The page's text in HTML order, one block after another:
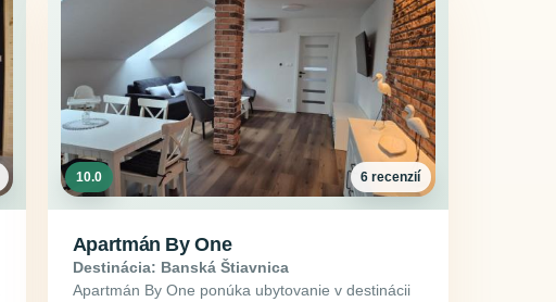
10.0 6 recenzií
Apartmán By One
Destinácia: Banská Štiavnica
Apartmán By One ponúka ubytovanie v destinácii